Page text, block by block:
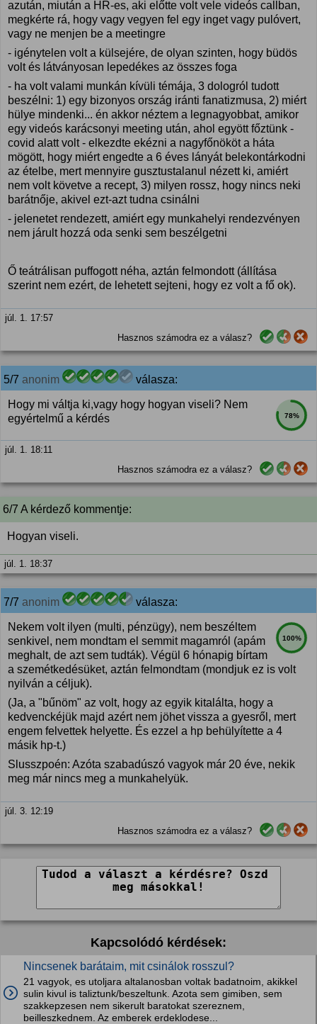
azután, miután a HR-es, aki előtte volt vele videós callban,
megkérte rá, hogy vagy vegyen fel egy inget vagy pulóvert,
vagy ne menjen be a meetingre
- igénytelen volt a külsejére, de olyan szinten, hogy büdös
volt és látványosan lepedékes az összes foga
- ha volt valami munkán kívüli témája, 3 dologról tudott
beszélni: 1) egy bizonyos ország iránti fanatizmusa, 2) miért
hülye mindenki... én akkor néztem a legnagyobbat, amikor
egy videós karácsonyi meeting után, ahol egyött főztünk -
covid alatt volt - elkezdte ekézni a nagyfőnököt a háta
mögött, hogy miért engedte a 6 éves lányát belekontárkodni
az ételbe, mert mennyire gusztustalanul nézett ki, amiért
nem volt követve a recept, 3) milyen rossz, hogy nincs neki
barátnője, akivel ezt-azt tudna csinálni
- jelenetet rendezett, amiért egy munkahelyi rendezvényen
nem járult hozzá oda senki sem beszélgetni
Ő teátrálisan puffogott néha, aztán felmondott (állítása
szerint nem ezért, de lehetett sejteni, hogy ez volt a fő ok).
júl. 1. 17:57
Hasznos számodra ez a válasz?
5/7 anonim válasza:
78%
Hogy mi váltja ki,vagy hogy hogyan viseli? Nem
egyértelmű a kérdés
júl. 1. 18:11
Hasznos számodra ez a válasz?
6/7 A kérdező kommentje:
Hogyan viseli.
júl. 1. 18:37
7/7 anonim válasza:
100%
Nekem volt ilyen (multi, pénzügy), nem beszéltem
senkivel, nem mondtam el semmit magamról (apám
meghalt, de azt sem tudták). Végül 6 hónapig bírtam
a szemétkedésüket, aztán felmondtam (mondjuk ez is volt
nyilván a céljuk).
(Ja, a "bűnöm" az volt, hogy az egyik kitalálta, hogy a
kedvenckéjük majd azért nem jöhet vissza a gyesről, mert
engem felvettek helyette. És ezzel a hp behülyítette a 4
másik hp-t.)
Slusszpoén: Azóta szabadúszó vagyok már 20 éve, nekik
meg már nincs meg a munkahelyük.
júl. 3. 12:19
Hasznos számodra ez a válasz?
Kapcsolódó kérdések:
Nincsenek barátaim, mit csinálok rosszul?
21 vagyok, es utoljara altalanosban voltak badatnoim, akikkel
sulin kivul is taliztunk/beszeltunk. Azota sem gimiben, sem
szakkepzesen nem sikerult baratokat szereznem,
beilleszkednem. Az emberek erdeklodese...